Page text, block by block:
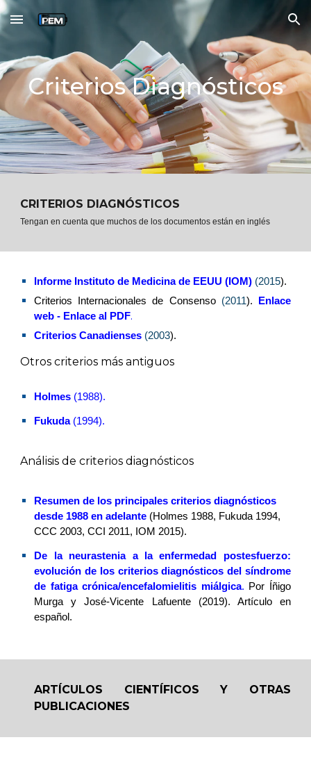
Skip to main content Skip to navigation
Criterios Diagnósticos
CRITERIOS DIAGNÓSTICOS
Tengan en cuenta que muchos de los documentos están en inglés
Informe Instituto de Medicina de EEUU (IOM) (2015).
Criterios Internacionales de Consenso (2011).
Enlace
web - Enlace al PDF.
Criterios Canadienses (2003).
Otros criterios más antiguos
Holmes (1988).
Fukuda(1994).
Análisis de criterios diagnósticos
Resumen de los principales criterios diagnósticos
desde 1988 en adelante (Holmes 1988, Fukuda 1994,
CCC 2003, CCI 2011, IOM 2015).
De la neurastenia a la enfermedad postesfuerzo:
evolución de los criterios diagnósticos del síndrome
de fatiga crónica/encefalomielitis miálgica. Por Íñigo
Murga y José-Vicente Lafuente (2019). Artículo en
español.
ARTÍCULOS CIENTÍFICOS Y OTRAS
PUBLICACIONES